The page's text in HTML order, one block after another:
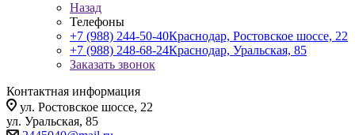
Назад
Телефоны
+7 (988) 244-50-40Краснодар, Ростовское шоссе, 22
+7 (988) 248-68-24Краснодар, Уральская, 85
Заказать звонок
Контактная информация
ул. Ростовское шоссе, 22
ул. Уральская, 85